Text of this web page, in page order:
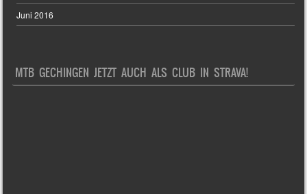
Juni 2016
MTB GECHINGEN JETZT AUCH ALS CLUB IN STRAVA!